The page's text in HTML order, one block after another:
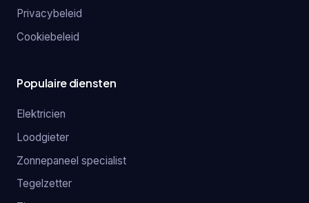
Privacybeleid
Cookiebeleid
Populaire diensten
Elektricien
Loodgieter
Zonnepaneel specialist
Tegelzetter